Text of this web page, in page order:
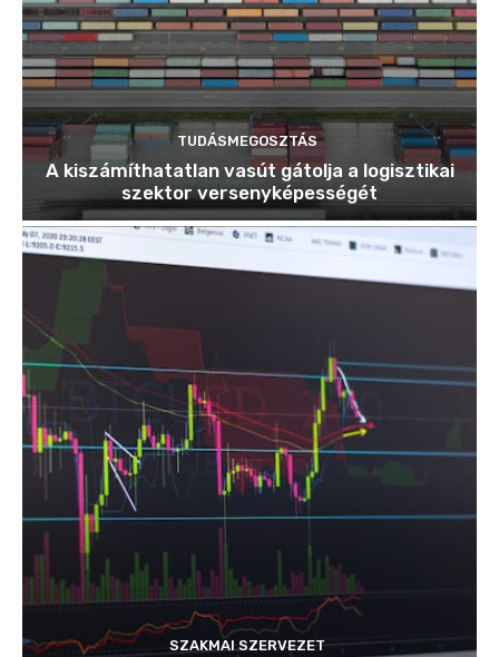
TUDÁSMEGOSZTÁS
A kiszámíthatatlan vasút gátolja a logisztikai
szektor versenyképességét
SZAKMAI SZERVEZET